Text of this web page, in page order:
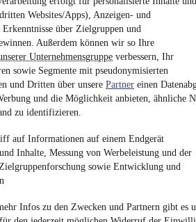
Websites/Apps), Anzeigen- und
Erkenntnisse über Zielgruppen und
Außerdem können wir so Ihre
Unternehmensgruppe verbessern, Ihr
sowie Segmente mit pseudonymisierten
und Dritten über unsere Partner einen
und die Möglichkeit anbieten, ähnliche
zu identifizieren.
auf Informationen auf einem Endgerät
Inhalte, Messung von Werbeleistung und der
sowie Entwicklung und
Infos zu den Zwecken und Partnern gibt es
(English)
by
oderLeasing-Angebote